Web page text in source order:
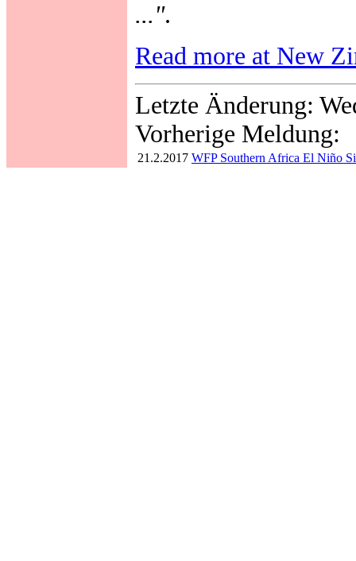
...".
Read more at New
Letzte Änderung:
Vorherige Meldung:
21.2.2017 WFP Southern Africa El Niño